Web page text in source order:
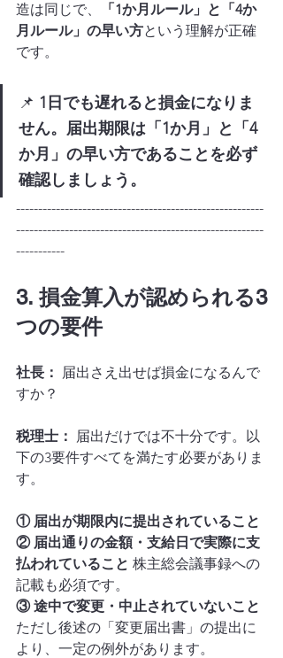
造は同じで、
「1か月ルール」と「4か
月ルール」の早い方という理解が正確
です。
📌 1日でも遅れると損金になりま
せん。届出期限は「1か月」と「4
か月」の早い方であることを必ず
確認しましょう。
--------------------------------------------------------
--------------------------------------------------------
-----------
3. 損金算入が認められる3
つの要件
社長： 届出さえ出せば損金になるんで
すか？
税理士： 届出だけでは不十分です。以
下の3要件すべてを満たす必要がありま
す。
① 届出が期限内に提出されていること
② 届出通りの金額・支給日で実際に支
払われていること 株主総会議事録への
記載も必須です。
③ 途中で変更・中止されていないこと
ただし後述の「変更届出書」の提出に
より、一定の例外があります。